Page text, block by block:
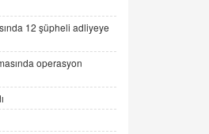
Önlemler
da Ziyaret Etse...
12 şüpheli adliyeye
operasyon